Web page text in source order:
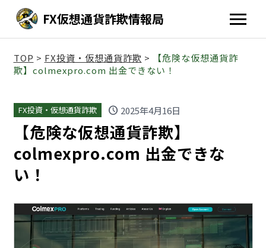
FX仮想通貨詐欺情報局
TOP > FX投資・仮想通貨詐欺 >
【危険な仮想通貨詐
欺】colmexpro.com 出金できない！
FX投資・仮想通貨詐欺 schedule 2025年4月16日
【危険な仮想通貨詐欺】
colmexpro.com 出金できな
い！